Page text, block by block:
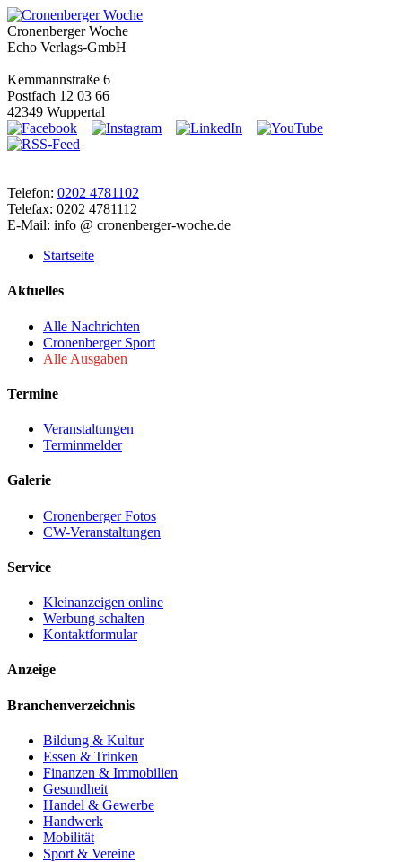
Cronenberger Woche
Echo Verlags-GmbH
Kemmannstraße 6
Postfach 12 03 66
42349 Wuppertal
Telefon: 0202 4781102
Telefax: 0202 4781112
E-Mail: info @ cronenberger-woche.de
Startseite
Aktuelles
Alle Nachrichten
Cronenberger Sport
Alle Ausgaben
Termine
Veranstaltungen
Terminmelder
Galerie
Cronenberger Fotos
CW-Veranstaltungen
Service
Kleinanzeigen online
Werbung schalten
Kontaktformular
Anzeige
Branchenverzeichnis
Bildung & Kultur
Essen & Trinken
Finanzen & Immobilien
Gesundheit
Handel & Gewerbe
Handwerk
Mobilität
Sport & Vereine